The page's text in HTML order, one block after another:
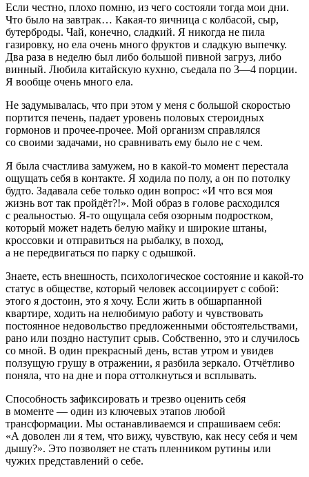
Если честно, плохо помню, из чего состояли тогда мои дни.
Что было на завтрак… Какая-то яичница с колбасой, сыр,
бутерброды. Чай, конечно, сладкий. Я никогда не пила
газировку, но ела очень много фруктов и сладкую выпечку.
Два раза в неделю был либо большой пивной загруз, либо
винный. Любила китайскую кухню, съедала по 3—4 порции.
Я вообще очень много ела.
Не задумывалась, что при этом у меня с большой скоростью
портится печень, падает уровень половых стероидных
гормонов и прочее-прочее. Мой организм справлялся
со своими задачами, но сравнивать ему было не с чем.
Я была счастлива замужем, но в какой-то момент перестала
ощущать себя в контакте. Я ходила по полу, а он по потолку
будто. Задавала себе только один вопрос: «И что вся моя
жизнь вот так пройдёт?!». Мой образ в голове расходился
с реальностью. Я-то ощущала себя озорным подростком,
который может надеть белую майку и широкие штаны,
кроссовки и отправиться на рыбалку, в поход,
а не передвигаться по парку с одышкой.
Знаете, есть внешность, психологическое состояние и какой-то
статус в обществе, который человек ассоциирует с собой:
этого я достоин, это я хочу. Если жить в обшарпанной
квартире, ходить на нелюбимую работу и чувствовать
постоянное недовольство предложенными обстоятельствами,
рано или поздно наступит срыв. Собственно, это и случилось
со мной. В один прекрасный день, встав утром и увидев
ползущую грушу в отражении, я разбила зеркало. Отчётливо
поняла, что на дне и пора оттолкнуться и всплывать.
Способность зафиксировать и трезво оценить себя
в моменте — один из ключевых этапов любой
трансформации. Мы останавливаемся и спрашиваем себя:
«А доволен ли я тем, что вижу, чувствую, как несу себя и чем
дышу?». Это позволяет не стать пленником рутины или
чужих представлений о себе.